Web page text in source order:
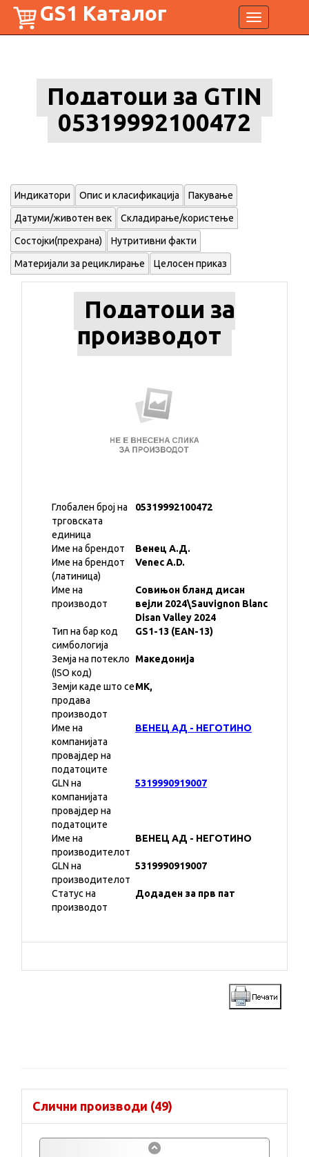
Toggle
navigation
GS1 Каталог
Податоци за GTIN
05319992100472
Индикатори Опис и класификација Пакување
Датуми/животен век Складирање/користење
Состојки(прехрана) Нутритивни факти
Материјали за рециклирање Целосен приказ
Податоци за
производот
Глобален број на
трговската
единица
05319992100472
Име на брендот
Венец А.Д.
Име на брендот
(латиница)
Venec A.D.
Име на
производот
Совињон бланд дисан
вејли 2024\Sauvignon Blanc
Disan Valley 2024
Тип на бар код
симбологија
GS1-13 (EAN-13)
Земја на потекло
(ISO код)
Македонија
Земји каде што се
продава
производот
MK,
Име на
компанијата
провајдер на
податоците
ВЕНЕЦ АД - НЕГОТИНО
GLN на
компанијата
провајдер на
податоците
5319990919007
Име на
производителот
ВЕНЕЦ АД - НЕГОТИНО
GLN на
производителот
5319990919007
Статус на
производот
Додаден за прв пат
Слични производи (49)